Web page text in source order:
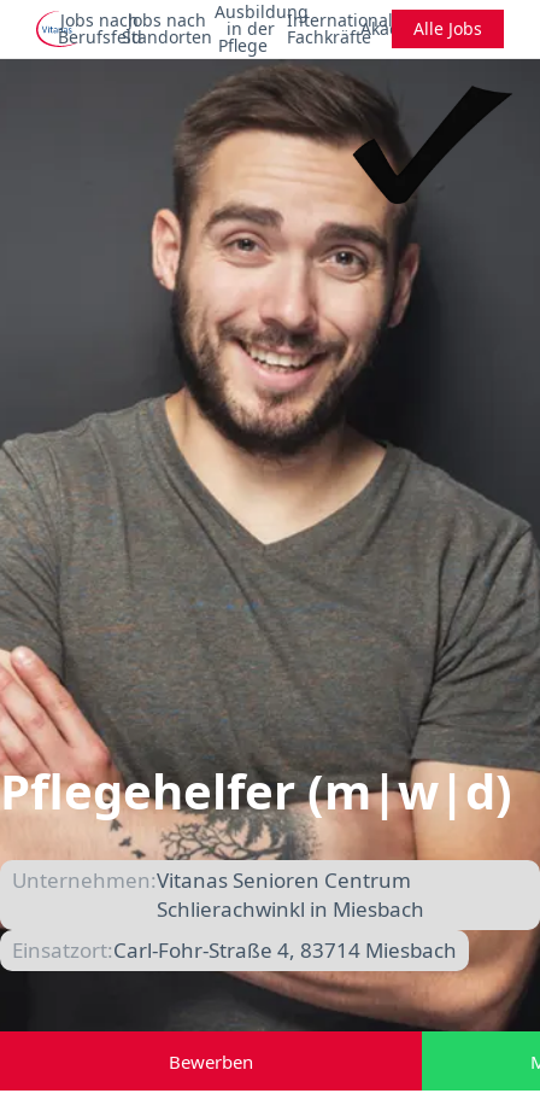
Jobs nach
Berufsfeld
Jobs nach
Standorten
Ausbildung
in der
Pflege
Internationale
FachkräfteAkademieAlle Jobs
Pflegehelfer (m|w|d)
Unternehmen:Vitanas Senioren Centrum
Schlierachwinkl in Miesbach
Einsatzort:Carl-Fohr-Straße 4, 83714 Miesbach
Bewerben